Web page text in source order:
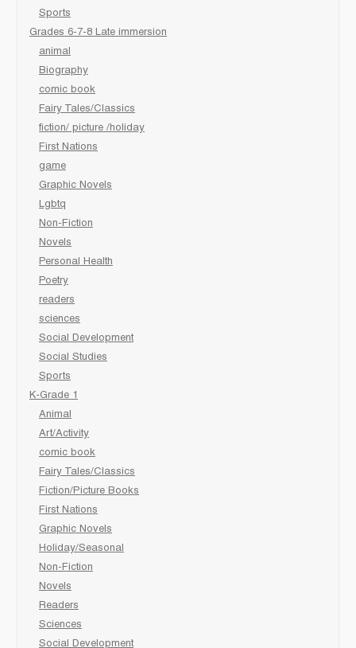
Sports
Grades 6-7-8 Late immersion
animal
Biography
comic book
Fairy Tales/Classics
fiction/ picture /holiday
First Nations
game
Graphic Novels
Lgbtq
Non-Fiction
Novels
Personal Health
Poetry
readers
sciences
Social Development
Social Studies
Sports
K-Grade 1
Animal
Art/Activity
comic book
Fairy Tales/Classics
Fiction/Picture Books
First Nations
Graphic Novels
Holiday/Seasonal
Non-Fiction
Novels
Readers
Sciences
Social Development